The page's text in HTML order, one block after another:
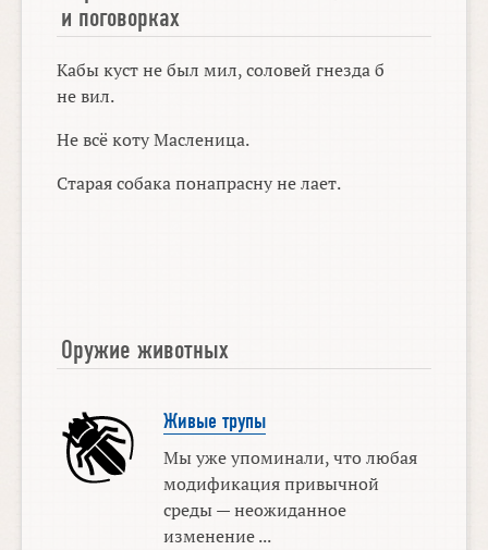
и поговорках
Кабы куст не был мил, соловей гнезда б
не вил.
Не всё коту Масленица.
Старая собака понапрасну не лает.
Оружие животных
Живые трупы
Мы уже упоминали, что любая
модификация привычной
среды — неожиданное
изменение ...